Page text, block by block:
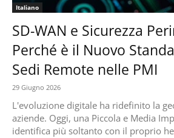
Italiano
SD-WAN e Sicurezza
Perché è il Nuovo
Sedi Remote nelle PMI
29 Giugno 2026
L'evoluzione digitale ha ridefinito la
aziende. Oggi, una Piccola e Media
identifica più soltanto con il proprio